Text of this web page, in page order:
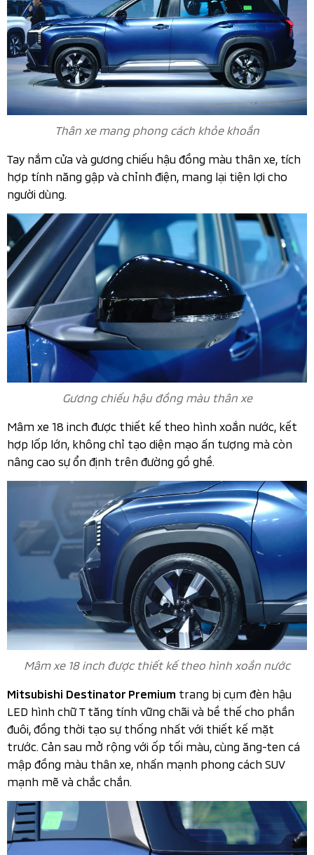
Thân xe mang phong cách khỏe khoắn
Tay nắm cửa và gương chiếu hậu đồng màu thân xe, tích
hợp tính năng gập và chỉnh điện, mang lại tiện lợi cho
người dùng.
Gương chiếu hậu đồng màu thân xe
Mâm xe 18 inch được thiết kế theo hình xoắn nước, kết
hợp lốp lớn, không chỉ tạo diện mạo ấn tượng mà còn
nâng cao sự ổn định trên đường gồ ghề.
Mâm xe 18 inch được thiết kế theo hình xoắn nước
Mitsubishi Destinator Premium trang bị cụm đèn hậu
LED hình chữ T tăng tính vững chãi và bề thế cho phần
đuôi, đồng thời tạo sự thống nhất với thiết kế mặt
trước. Cản sau mở rộng với ốp tối màu, cùng ăng-ten cá
mập đồng màu thân xe, nhấn mạnh phong cách SUV
mạnh mẽ và chắc chắn.